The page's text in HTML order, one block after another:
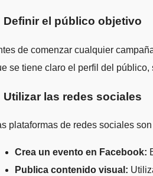
Definir el público objetivo
de comenzar cualquier
se tiene claro el perfil del
Utilizar las redes sociales
plataformas de redes sociales
Crea un evento en Facebook:
Publica contenido visual: